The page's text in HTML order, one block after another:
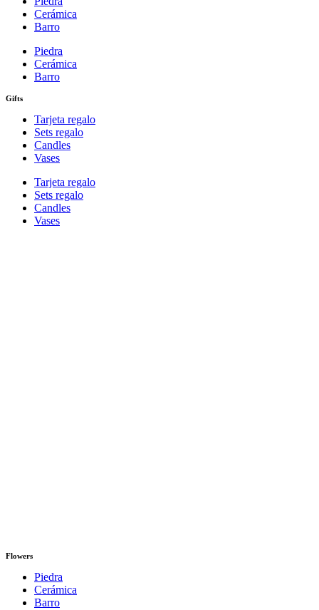
Cerámica
Barro
Piedra
Cerámica
Barro
Gifts
Tarjeta regalo
Sets regalo
Candles
Vases
Tarjeta regalo
Sets regalo
Candles
Vases
Flowers
Piedra
Cerámica
Barro